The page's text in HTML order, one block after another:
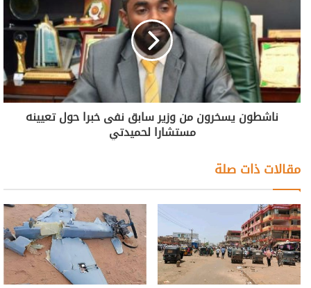
ناشطون يسخرون من وزير سابق نفى خبرا حول تعيينه
مستشارا لحميدتي
مقالات ذات صلة